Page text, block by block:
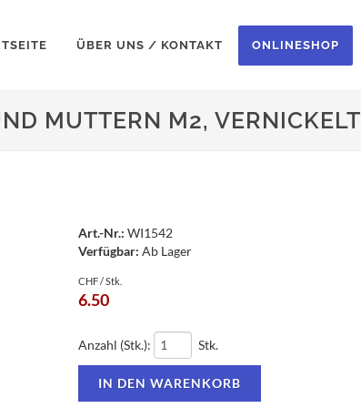
ÜBER UNS / KONTAKT ONLINESHOP
MUTTERN M2, VERNICKELT
Art.-Nr.: WI1542
Verfügbar: Ab Lager
CHF / Stk.
6.50
Anzahl (Stk.): Stk.